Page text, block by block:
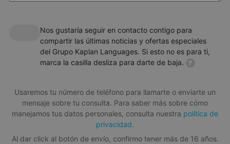
45 minutos
Niveles básicos o principiantes
Todos los niveles, desde principiante hasta avanzado
15 alumnos
Descargar folleto informativo
Nos gustaría seguir en contacto contigo para
compartir las últimas noticias y ofertas especiales
del Grupo Kaplan Languages. Si esto no es para ti,
marca la casilla desliza para darte de baja.
?
Usaremos tu número de teléfono para llamarte o enviarte un
mensaje sobre tu consulta. Para saber más sobre cómo
manejamos tus datos personales, consulta nuestra política de
privacidad.
Al dar click al botón de envío, confirmo tener más de 16 años.